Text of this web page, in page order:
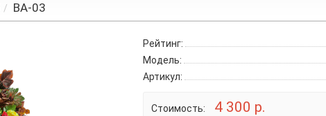
ВА-03
Рейтинг:
Модель:
Артикул:
Стоимость: 4 300 р.